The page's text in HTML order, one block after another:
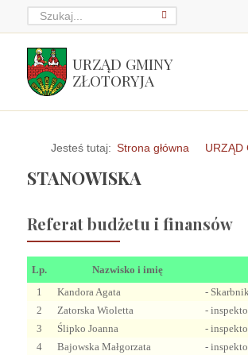
URZĄD GMINY
ZŁOTORYJA
Jesteś tutaj: Strona główna URZĄD
STANOWISKA
Referat budżetu i finansów
Lp. Nazwisko i imię
1
Kandora Agata
-
2
Zatorska Wioletta
-
3
Ślipko Joanna
-
4
Bajowska Małgorzata
-